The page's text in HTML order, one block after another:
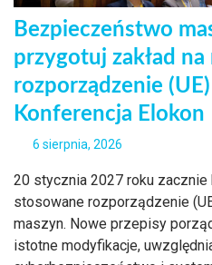
Bezpieczeństwo
przygotuj zakład na
rozporządzenie
Konferencja Elokon
6 sierpnia, 2026
20 stycznia 2027 roku
stosowane rozporządzenie
maszyn. Nowe przepisy
istotne modyfikacje,